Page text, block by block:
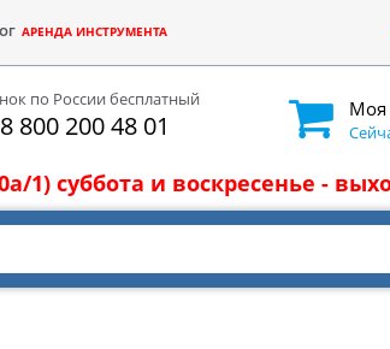
АРЕНДА ИНСТРУМЕНТА
по России бесплатный
8 800 200 48 01
Моя
1) суббота и воскресенье -